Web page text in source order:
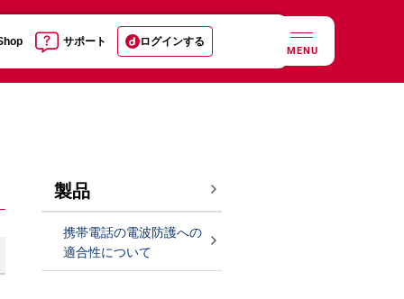
サポート ログインする
MENU
製品
携帯電話の電波防護への
適合性について